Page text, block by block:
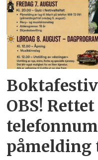
OBS! Rettet
påmelding